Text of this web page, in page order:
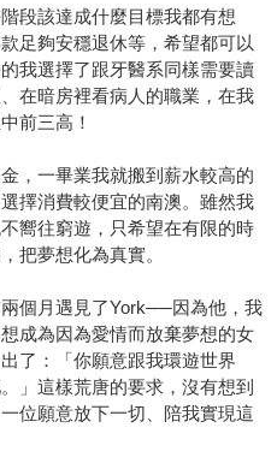
段該達成什麼目標我都有想
足夠安穩退休等，希望都可以
我選擇了跟牙醫系同樣需要讀
在暗房裡看病人的職業，在我
前三高！
，一畢業我就搬到薪水較高的
擇消費較便宜的南澳。雖然我
嚮往窮遊，只希望在有限的時
把夢想化為真實。
個月遇見了York──因為他，我
成為因為愛情而放棄夢想的女
了：「你願意跟我環遊世界
」這樣荒唐的要求，沒有想到
位願意放下一切、陪我實現這